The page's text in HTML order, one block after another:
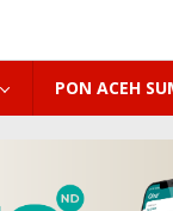
PON ACEH